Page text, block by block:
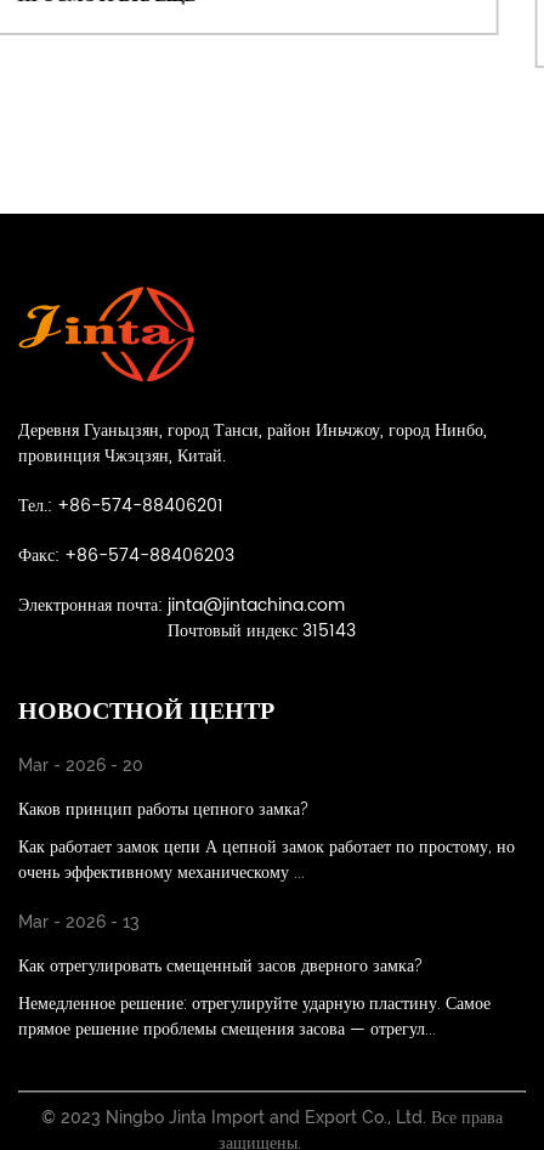
ПРОСМОТРЕТЬ ЕЩЕ
Деревня Гуаньцзян, город Танси, район Иньчжоу, город Нинбо,
провинция Чжэцзян, Китай.
Тел.: +86-574-88406201
Факс: +86-574-88406203
Электронная почта: jinta@jintachina.com
Почтовый индекс 315143
НОВОСТНОЙ ЦЕНТР
Mar - 2026 - 20
Каков принцип работы цепного замка?
Как работает замок цепи А цепной замок работает по простому, но
очень эффективному механическому ...
Mar - 2026 - 13
Как отрегулировать смещенный засов дверного замка?
Немедленное решение: отрегулируйте ударную пластину. Самое
прямое решение проблемы смещения засова — отрегул...
© 2023 Ningbo Jinta Import and Export Co., Ltd. Все права
защищены.